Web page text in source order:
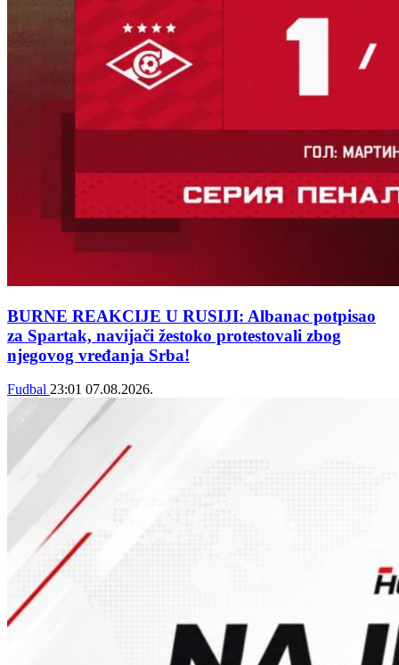
BURNE REAKCIJE U RUSIJI: Albanac potpisao
za Spartak, navijači žestoko protestovali zbog
njegovog vređanja Srba!
Fudbal 23:01 07.08.2026.